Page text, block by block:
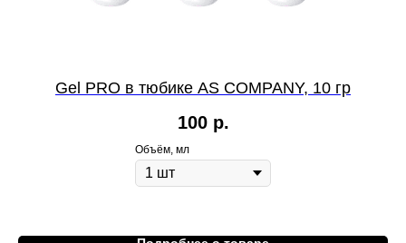
Gel PRO в тюбике AS COMPANY, 10 гр
100 р.
Объём, мл